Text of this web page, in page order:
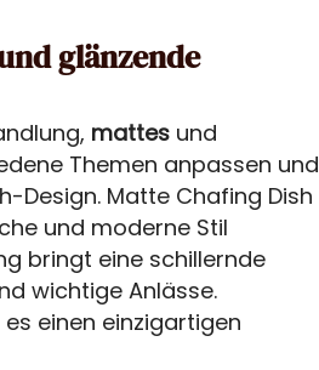
glänzende
mattes und
Themen anpassen und
Design. Matte Chafing Dish
und moderne Stil
bringt eine schillernde
wichtige Anlässe.
einen einzigartigen